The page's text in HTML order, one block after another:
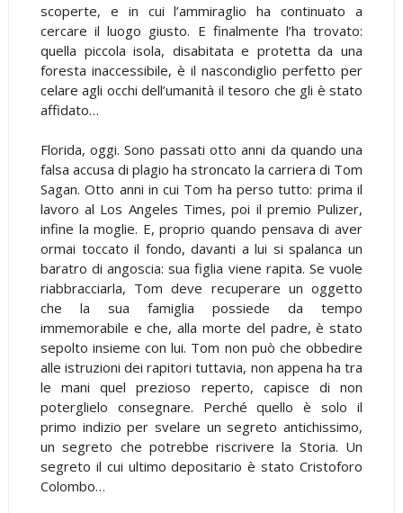
scoperte, e in cui l’ammiraglio ha continuato a
cercare il luogo giusto. E finalmente l’ha trovato:
quella piccola isola, disabitata e protetta da una
foresta inaccessibile, è il nascondiglio perfetto per
celare agli occhi dell’umanità il tesoro che gli è stato
affidato…
Florida, oggi. Sono passati otto anni da quando una
falsa accusa di plagio ha stroncato la carriera di Tom
Sagan. Otto anni in cui Tom ha perso tutto: prima il
lavoro al Los Angeles Times, poi il premio Pulizer,
infine la moglie. E, proprio quando pensava di aver
ormai toccato il fondo, davanti a lui si spalanca un
baratro di angoscia: sua figlia viene rapita. Se vuole
riabbracciarla, Tom deve recuperare un oggetto
che la sua famiglia possiede da tempo
immemorabile e che, alla morte del padre, è stato
sepolto insieme con lui. Tom non può che obbedire
alle istruzioni dei rapitori tuttavia, non appena ha tra
le mani quel prezioso reperto, capisce di non
poterglielo consegnare. Perché quello è solo il
primo indizio per svelare un segreto antichissimo,
un segreto che potrebbe riscrivere la Storia. Un
segreto il cui ultimo depositario è stato Cristoforo
Colombo…